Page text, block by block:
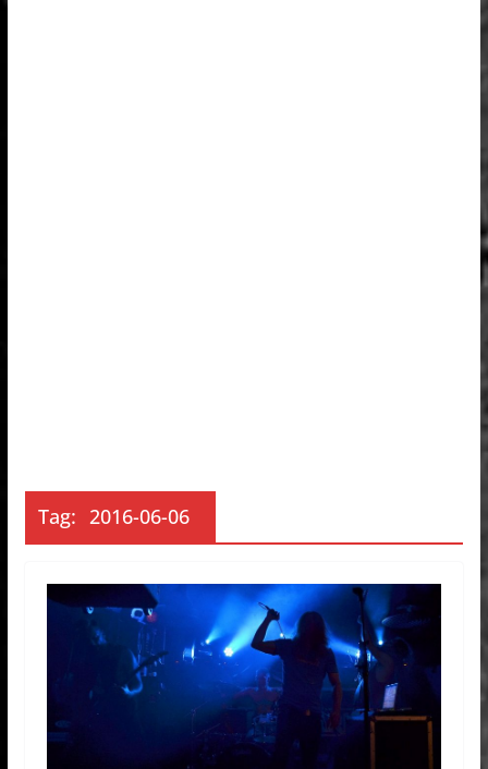
Tag: 2016-06-06